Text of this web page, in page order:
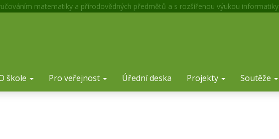
matematiky a přírodovědných předmětů a s rozšířenou výukou informatiky
škole Pro veřejnost Úřední deska Projekty Soutěže